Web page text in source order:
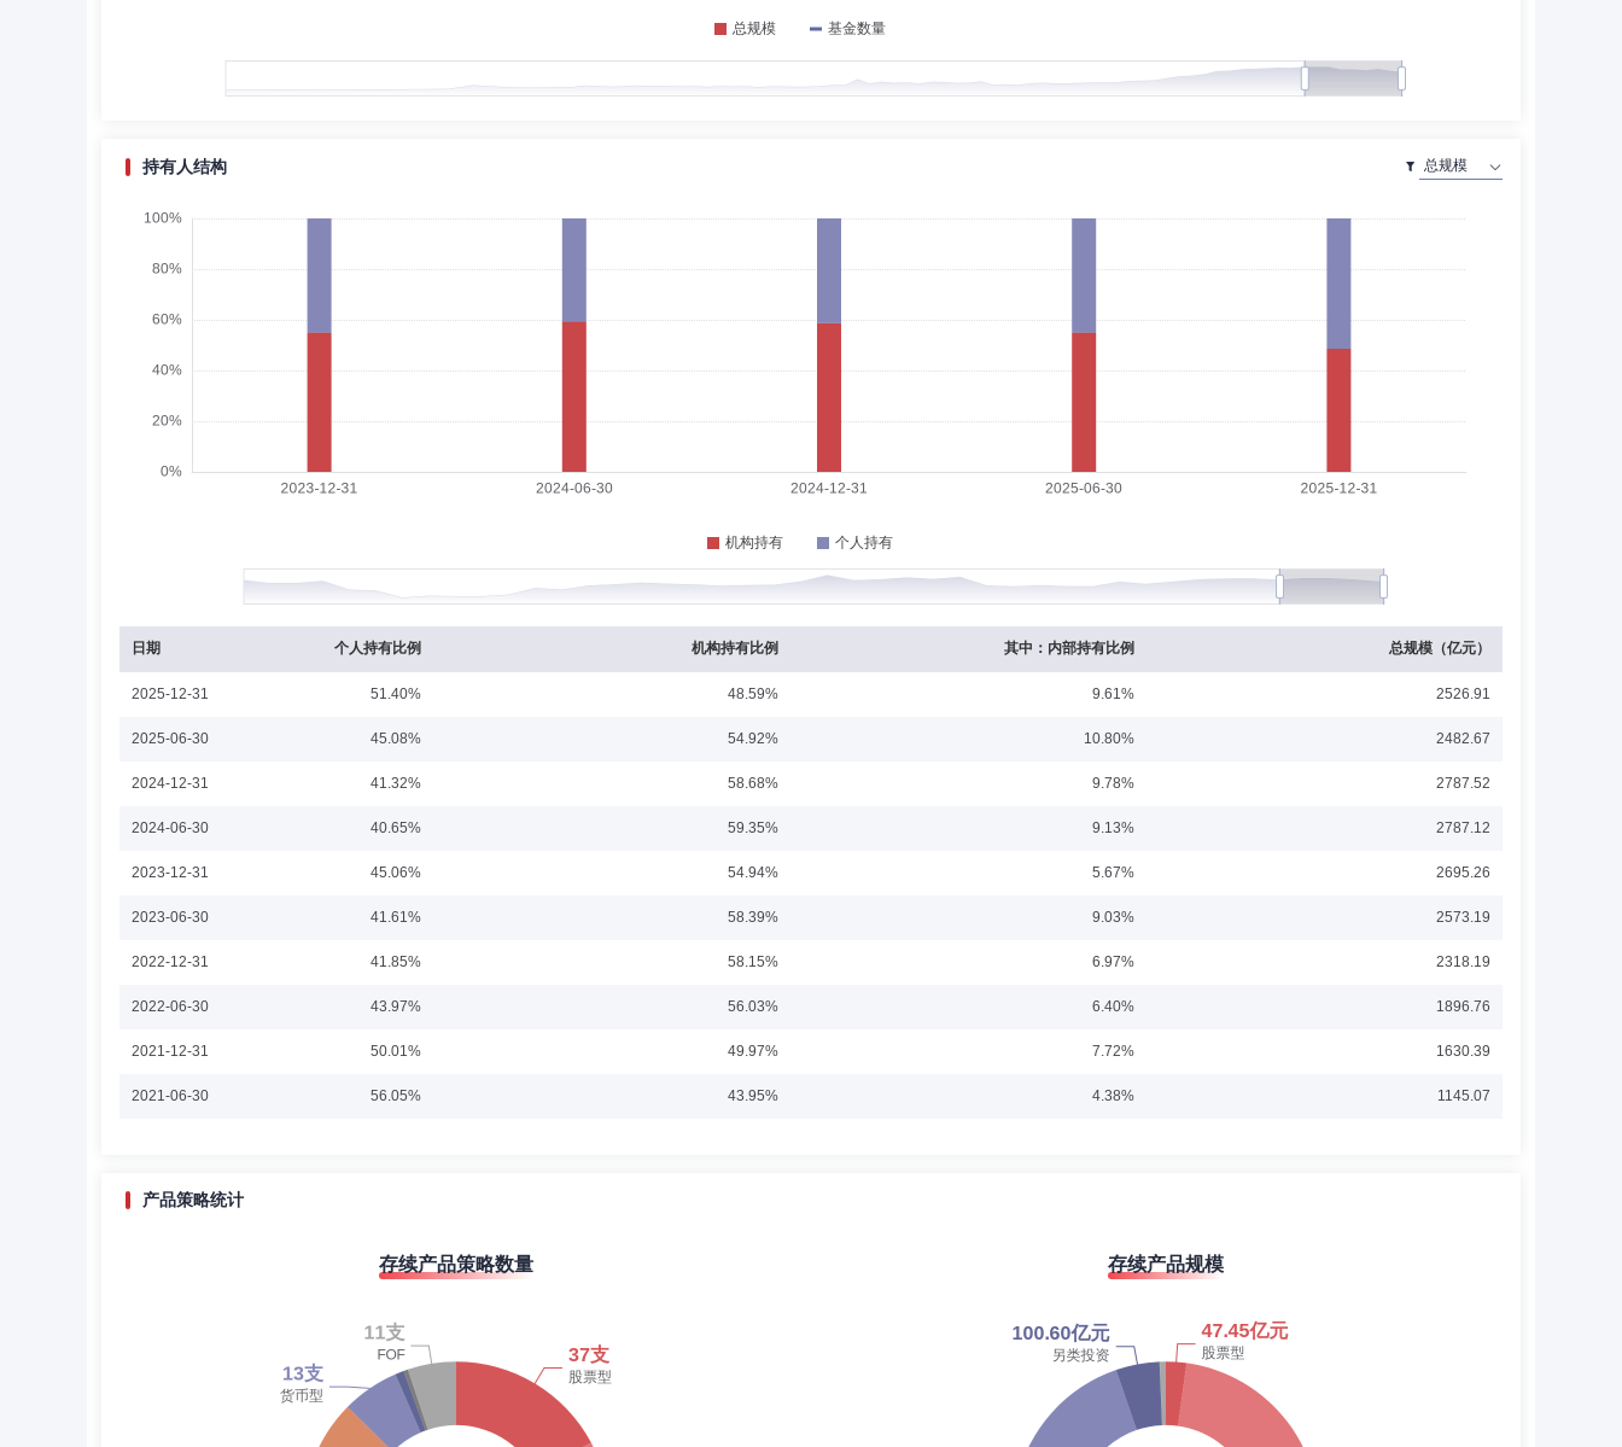
李涛先生：中国籍，管理学硕士，现任国投瑞银基金管理有限公司副总经理兼财务负责人，曾任国投泰康信托有限公司信托财务部业务主管、副经理、经理，计划财务部总经理，公司财务总监(副总经理
级)，公司财务总监(副总经理级)、董事会秘书，国彤创丰私募基金管理有限公司法定代表人、董事长、总经理，国投创丰投资管理有限公司法定代表人、董事长、总经理，国家开发投资公司金融投资部项
周珞晏 投资决策委员会成员 学历：硕士 任职日期：2025-05-31
周珞晏先生：硕士研究生。资产配置部部门副总经理，中国籍，杜克大学工程管理学硕士。多年证券从业经历。2007年10月至2008年7月任石油价格信息服务公司信息技术部软件工程师，2010年2月至
持有期混合型基金中基金(FOF)基金经理，2022年7月5日至2024年8月16日期间担任国泰稳健收益一年持有期混合型基金中基金(FOF)基金经理，2022年7月19日至2023年12月28日期间担任国泰行业轮动
放混合型基金中基金(FOF)基金经理，2026年2月11日起兼任国投瑞银聚福稳健3个月持有期混合型基金中基金(FOF)基金经理。
桑俊先生：中国籍，武汉大学经济学博士，具有基金从业资格。曾任国海证券研究所分析师。2012年5月加入国投瑞银基金管理有限公司研究部。2013年4月2日至2013年8月4日任国投瑞银核心企业股票
增长灵活配置混合型证券投资基金基金经理，2017年12月1日起兼任国投瑞银研究精选股票型证券投资基金基金经理，2018年1月6日起兼任国投瑞银成长优选混合型证券投资基金基金经理，2019年4月
10日起兼任国投瑞银瑞祥灵活配置混合型证券投资基金基金经理。曾于2015年2月5日至2016年12月16日期间担任国投瑞银瑞利灵活配置混合型证券投资基金（LOF）基金经理，于2014年12月4日至
2018年2月28日期间担任国投瑞银新机遇灵活配置混合型证券投资基金基金经理，于2015年3月20日至2018年3月23日期间担任国投瑞银新回报灵活配置混合型证券投资基金基金经理，于2017年2月8日
至2018年12月24日期间担任国投瑞银优选收益混合型证券投资基金基金经理，于2015年5月19日至2018年12月28日期间担任国投瑞银精选收益灵活配置混合型证券投资基金基金经理，于2016年8月6日
证券投资基金基金经理。
助理。2009年4月加入国投瑞银基金管理有限公司，担任策略分析师。2016年7月26日起担任国投瑞银瑞利灵活配置混合型证券投资基金(LOF)基金经理，2020年7月10日起兼任国投瑞银瑞源灵活配置混
期间担任国投瑞银核心企业混合型证券投资基金（原国投瑞银核心企业股票型证券投资基金）基金经理,于2015年4月10日至2017年6月9日期间担任国投瑞银新丝路灵活配置混合型证券投资基金(LOF)基金
行业证券投资基金基金经理，于2016年9月29日至2018年6月1日期间担任国投瑞银瑞达混合型证券投资基金基金经理，于2016年1月19日起至2018年8月3日期间担任国投瑞银招财灵活配置混合型证券投
投资基金基金经理，于2020年7月10日至2022年9月20日期间担任国投瑞银招财灵活配置混合型证券投资基金基金经理。
运中心交易员、研究员，国投瑞银基金管理有限公司交易员、研究员、基金经理，大成基金管理有限公司基金经理。2016年10月加入国投瑞银基金管理有限公司，2017年5月12日起担任国投瑞银货币市场
活配置混合型证券投资基金)基金经理,2018年12月19日起兼任国投瑞银恒泽中短债债券型证券投资基金基金经理,2020年11月7日起兼任国投瑞银双债增利债券型证券投资基金基金经理，2021年4月3日起
经理，于2013年3月7日至2016年9月22日期间任大成现金增利货币市场证券投资基金基金经理，于2013年7月17日至2016年9月22日期间任大成景安短融债券型证券投资基金基金经理，于2014年9月3日
间担任国投瑞银优选收益混合型证券投资基金基金经理，于2017年6月24日至2019年12月18日期间担任国投瑞银岁添利一年期定期开放债券型证券投资基金基金经理，于2018年6月7日至2020年7月9日
学历：硕士 任职日期：2021-12-21
投资决策委员会成员 学历：博士 任职日期：2017-12-19
持有人结构
日期 个人持有比例 机构持有比例 其中：内部持有比例 总规模（亿元）
2025-12-31 51.40% 48.59% 9.61% 2526.91
2025-06-30 45.08% 54.92% 10.80% 2482.67
2024-12-31 41.32% 58.68% 9.78% 2787.52
2024-06-30 40.65% 59.35% 9.13% 2787.12
2023-12-31 45.06% 54.94% 5.67% 2695.26
2023-06-30 41.61% 58.39% 9.03% 2573.19
2022-12-31 41.85% 58.15% 6.97% 2318.19
2022-06-30 43.97% 56.03% 6.40% 1896.76
2021-12-31 50.01% 49.97% 7.72% 1630.39
2021-06-30 56.05% 43.95% 4.38% 1145.07
58.81% 1.13%
53.97%
58.55% 1.39%
34.37% 1.78%
产品策略统计
存续产品策略数量 存续产品规模